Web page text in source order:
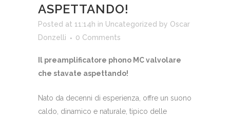
ASPETTANDO!
Posted at 11:14h in Uncategorized by Oscar
Donzelli
0 Comments
Il preamplificatore phono MC valvolare
che stavate aspettando!
Nato da decenni di esperienza, offre un suono
caldo, dinamico e naturale, tipico delle